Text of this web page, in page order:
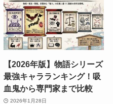
【2026年版】物語シリーズ
最強キャラランキング！吸
血鬼から専門家まで比較
2026年1月28日